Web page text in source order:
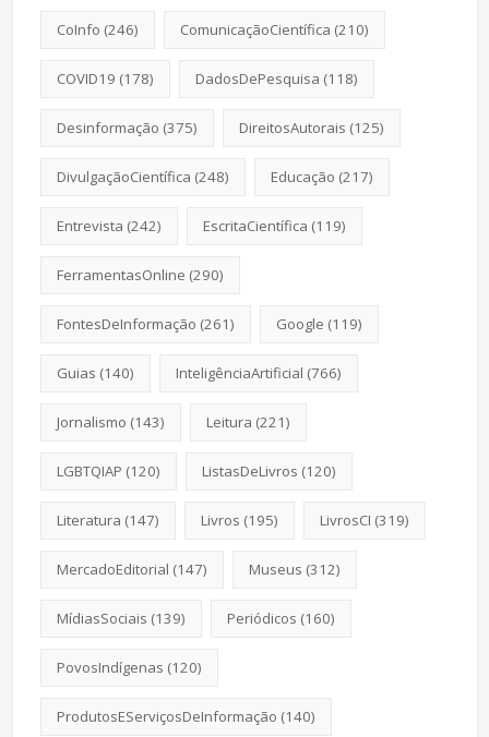
CoInfo (246) ComunicaçãoCientífica (210)
COVID19 (178) DadosDePesquisa (118)
Desinformação (375) DireitosAutorais (125)
DivulgaçãoCientífica (248) Educação (217)
Entrevista (242) EscritaCientífica (119)
FerramentasOnline (290)
FontesDeInformação (261) Google (119)
Guias (140) InteligênciaArtificial (766)
Jornalismo (143) Leitura (221)
LGBTQIAP (120) ListasDeLivros (120)
Literatura (147) Livros (195) LivrosCI (319)
MercadoEditorial (147) Museus (312)
MídiasSociais (139) Periódicos (160)
PovosIndígenas (120)
ProdutosEServiçosDeInformação (140)